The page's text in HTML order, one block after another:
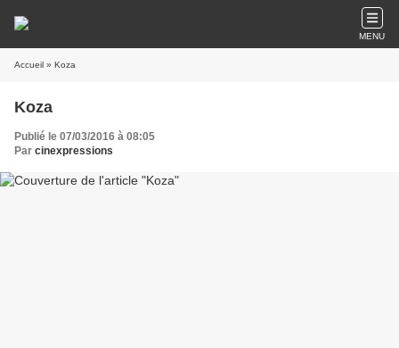
MENU
Accueil » Koza
Koza
Publié le 07/03/2016 à 08:05
Par cinexpressions